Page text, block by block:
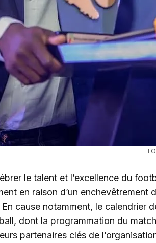
le talent et l’excellence du
en raison d’un enchevêtrement
cause notamment, le calendrier
dont la programmation du
partenaires clés de